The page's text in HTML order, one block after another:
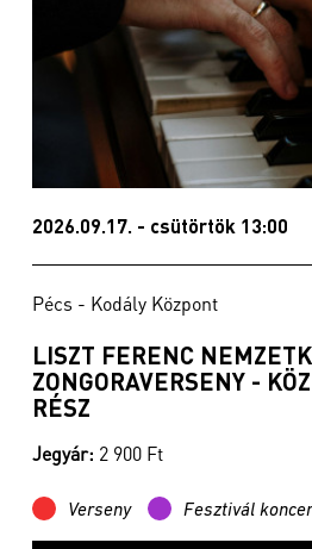
2026.09.17. - csütörtök 13:00
Pécs - Kodály Központ
LISZT FERENC
ZONGORAVERSENY -
RÉSZ
Jegyár: 2 900 Ft
Verseny Fesztivál